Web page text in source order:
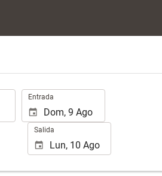
Entrada
Salida